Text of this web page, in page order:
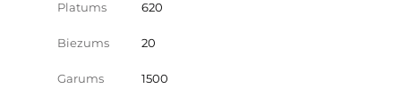
Platums 620
Biezums 20
Garums 1500